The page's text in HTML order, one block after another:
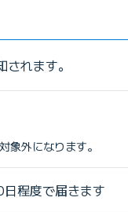
れます。
象外になります。
程度で届きます